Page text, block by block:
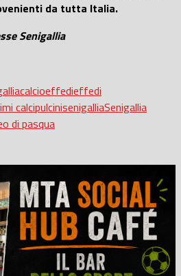
da tutta Italia.
Senigallia
calcioeffedieffedi
calcipulcinisenigalliaSenigallia
di pasqua